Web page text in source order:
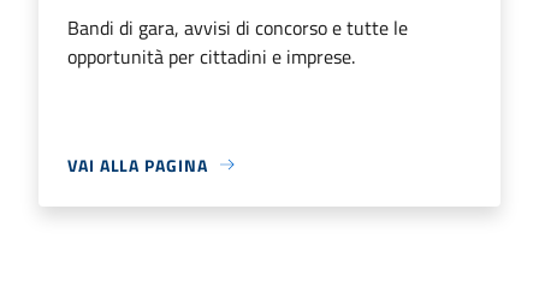
Bandi di gara, avvisi di concorso e tutte le
opportunità per cittadini e imprese.
VAI ALLA PAGINA